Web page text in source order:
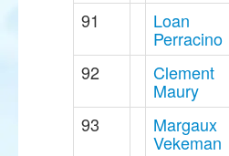
91 Loan
Perracino
92 Clement
Maury
93 Margaux
Vekeman